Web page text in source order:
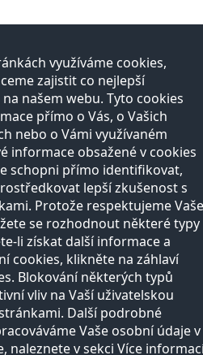
využíváme cookies,
zajistit co nejlepší
našem webu. Tyto cookies
přímo o Vás, o Vašich
nebo o Vámi využívaném
informace obsažené v cookies
schopni přímo identifikovat,
lepší zkušenost s
Protože respektujeme Vaše
se rozhodnout některé typy
li získat další informace a
cookies, klikněte na záhlaví
Blokování některých typů
vliv na Vaší uživatelskou
Další podrobné
Vaše osobní údaje v
naleznete v sekci Více